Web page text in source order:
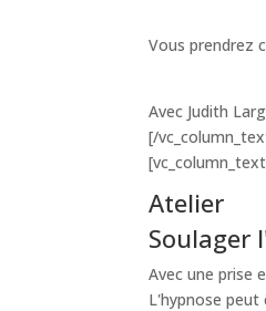
Vous prendrez
Avec Judith
[/
Atelier
Soulager
Avec une prise
L'hypnose